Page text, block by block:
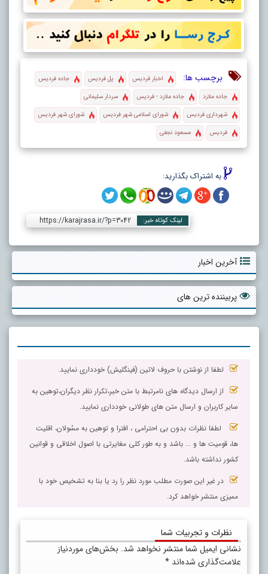
برچسب ها: اخبار فردیس پل فردیس
جاده فردیس
جاده ملارد
جاده ملارد - فردیس
سردار سلیمانی
شهرداری فردیس
شورای اسلامی شهر فردیس
شورای شهر فردیس
فردیس
مسعود نجفی
به اشتراک بگذارید:
لینک کوتاه خبر: https://karajrasa.ir/?p=3042
آخرین اخبار
پربیننده ترین های
لطفا از نوشتن با حروف لاتین (فینگلیش) خودداری نمایید.
از ارسال دیدگاه های نامرتبط با متن خبر،تکرار نظر دیگران،توهین به
سایر کاربران و ارسال متن های طولانی خودداری نمایید.
لطفا نظرات بدون بی احترامی ، افترا و توهین به مسٔولان، اقلیت
ها، قومیت ها و ... باشد و به طور کلی مغایرتی با اصول اخلاقی و قوانین
کشور نداشته باشد.
در غیر این صورت مطلب مورد نظر را رد یا بنا به تشخیص خود با
ممیزی منتشر خواهد کرد.
نظرات و تجربیات شما
نشانی ایمیل شما منتشر نخواهد شد. بخش‌های موردنیاز
علامت‌گذاری شده‌اند *